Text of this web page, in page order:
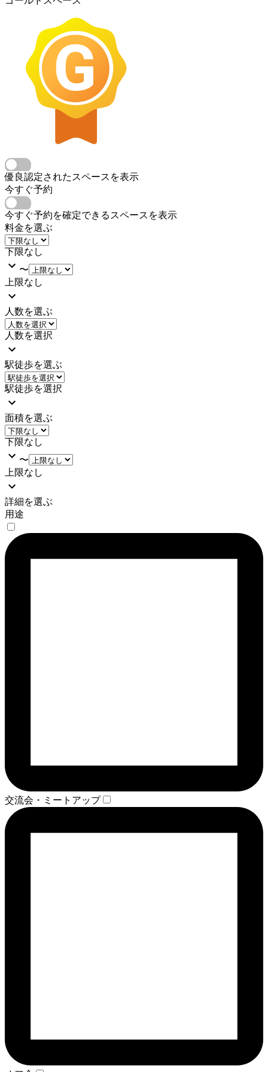
優良認定されたスペースを表示
今すぐ予約
今すぐ予約を確定できるスペースを表示
料金を選ぶ
下限なし
〜
上限なし
人数を選ぶ
人数を選択
駅徒歩を選ぶ
駅徒歩を選択
面積を選ぶ
下限なし
〜
上限なし
詳細を選ぶ
用途
交流会・ミートアップ